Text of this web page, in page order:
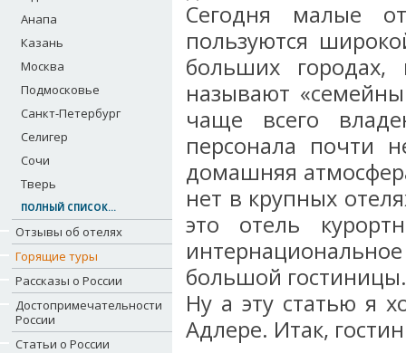
Анапа
Казань
Москва
Подмосковье
Санкт-Петербург
Селигер
Сочи
Тверь
ПОЛНЫЙ СПИСОК...
Отзывы об отелях
Горящие туры
Рассказы о России
Достопримечательности
России
Статьи о России
Сегодня малые
пользуются
больших
называют
чаще всего
персонала почти
домашняя
нет в крупных
это отель
большой
Ну а эту статью я
Адлере. Итак,